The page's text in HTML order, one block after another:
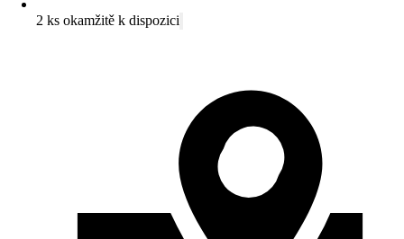
2 ks okamžitě k dispozici